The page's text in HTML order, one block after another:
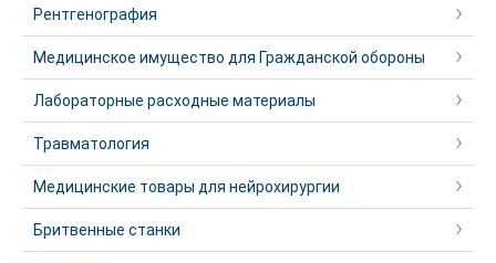
Рентгенография
Медицинское имущество для Гражданской обороны
Лабораторные расходные материалы
Травматология
Медицинские товары для нейрохирургии
Бритвенные станки